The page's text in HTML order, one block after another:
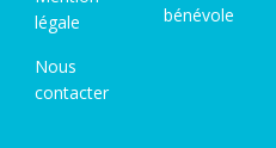
légale
Nous
contacter
bénévole